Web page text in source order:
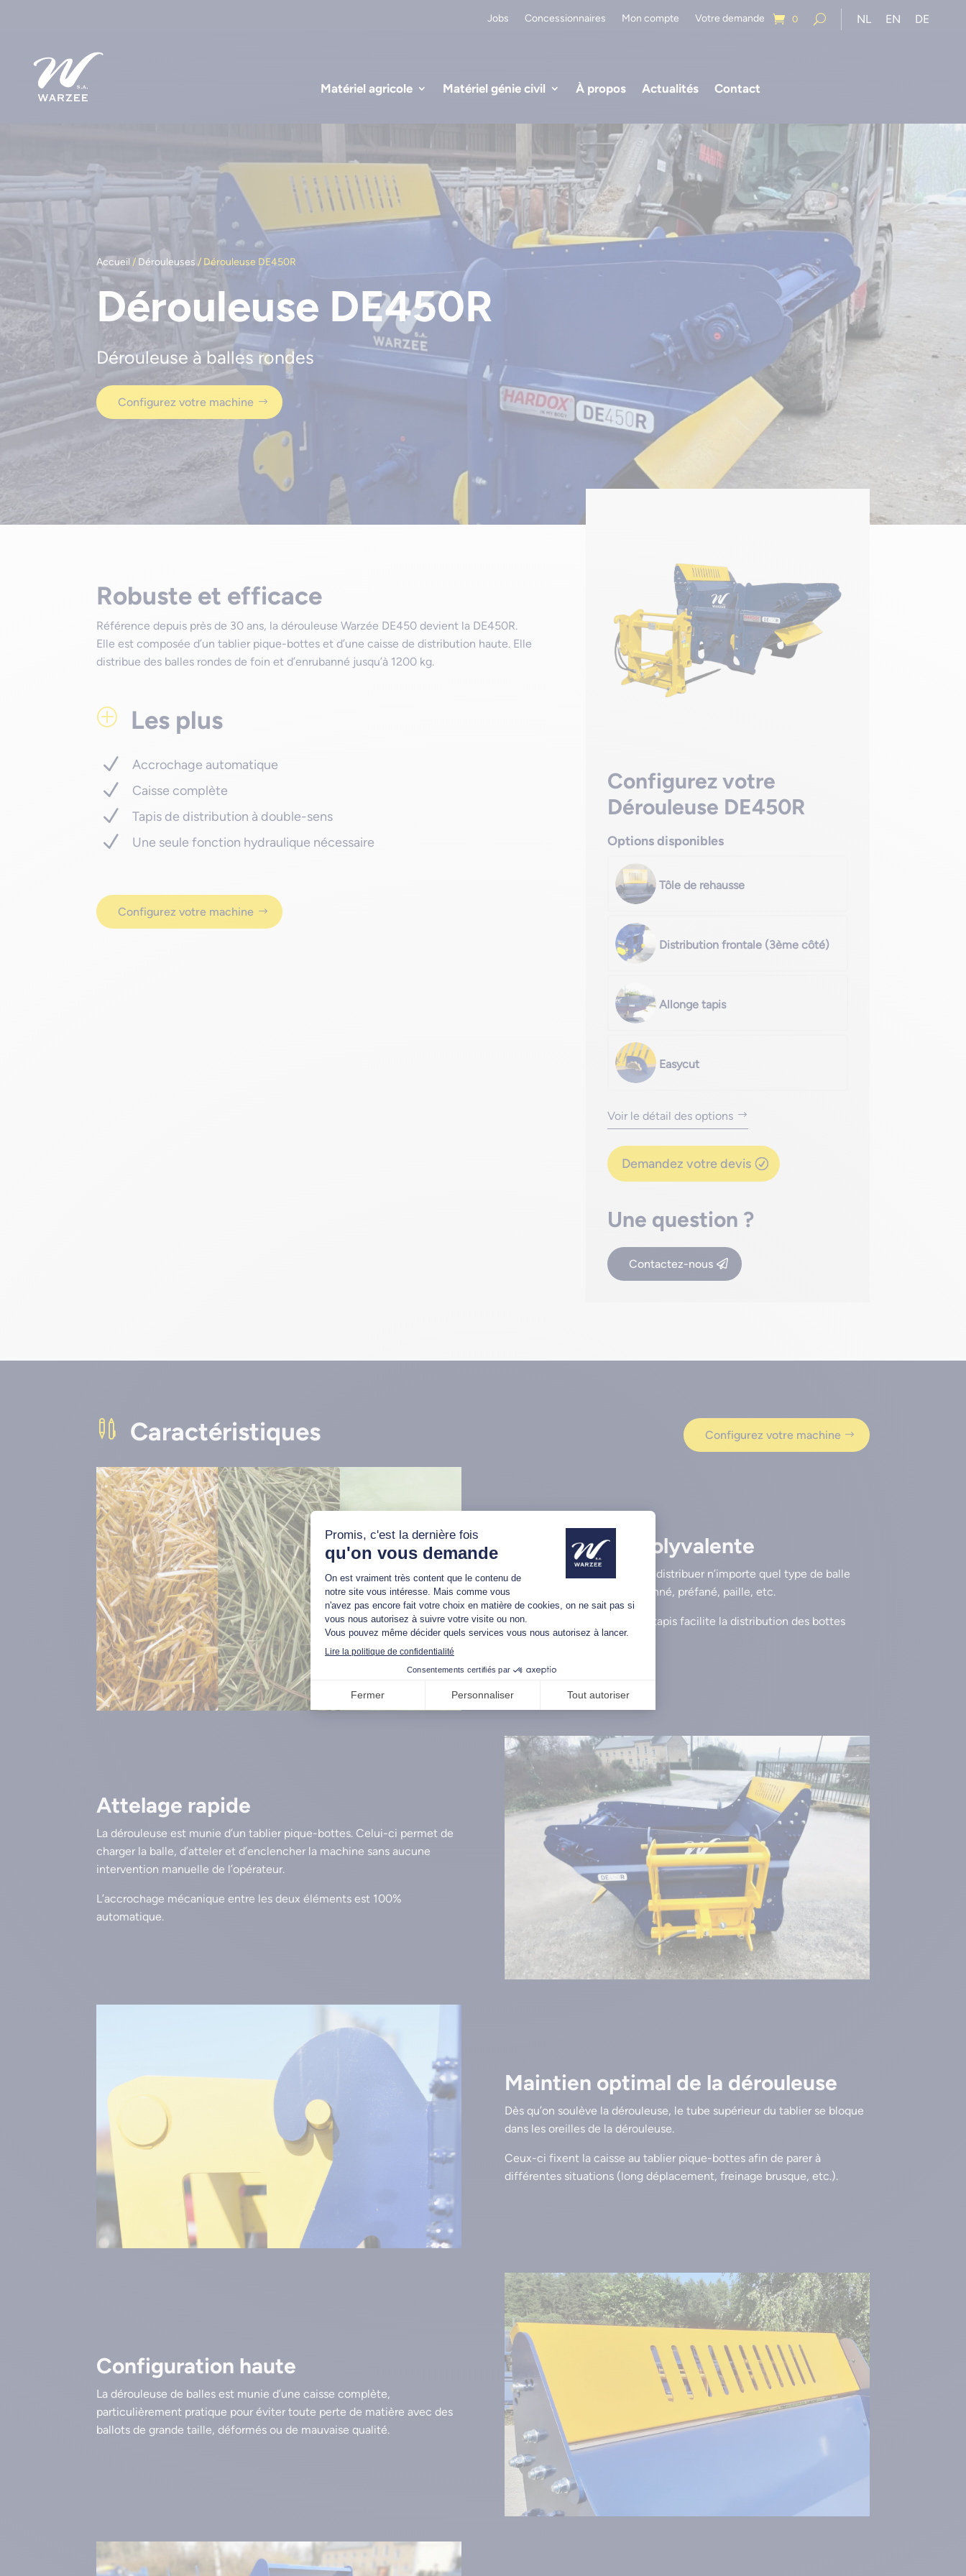
Jobs Concessionnaires Mon compte Votre demande 0 NL EN DE
Matériel agricole Matériel génie civil À propos Actualités Contact
Accueil / Dérouleuses / Dérouleuse DE450R
Dérouleuse DE450R
Dérouleuse à balles rondes
Configurez votre machine
Robuste et efficace
Référence depuis près de 30 ans, la dérouleuse Warzée DE450 devient la DE450R.
Elle est composée d’un tablier pique-bottes et d’une caisse de distribution haute. Elle
distribue des balles rondes de foin et d’enrubanné jusqu’à 1200 kg.
P Les plus
Accrochage automatique
Caisse complète
Tapis de distribution à double-sens
Une seule fonction hydraulique nécessaire
Configurez votre machine
Configurez votre
Dérouleuse DE450R
Options disponibles
Tôle de rehausse
Distribution frontale (3ème côté)
Allonge tapis
Easycut
Voir le détail des options
Demandez votre devis
Une question ?
Contactez-nous
 Caractéristiques Configurez votre machine
Une machine polyvalente
La dérouleuse est capable de distribuer n’importe quel type de balle
ronde : fourrage, foin, enrubanné, préfané, paille, etc.
La rotation à double-sens du tapis facilite la distribution des bottes
humides et compactes.
Attelage rapide
La dérouleuse est munie d’un tablier pique-bottes. Celui-ci permet de
charger la balle, d’atteler et d’enclencher la machine sans aucune
intervention manuelle de l’opérateur.
L’accrochage mécanique entre les deux éléments est 100%
automatique.
Maintien optimal de la dérouleuse
Dès qu’on soulève la dérouleuse, le tube supérieur du tablier se bloque
dans les oreilles de la dérouleuse.
Ceux-ci fixent la caisse au tablier pique-bottes afin de parer à
différentes situations (long déplacement, freinage brusque, etc.).
Configuration haute
La dérouleuse de balles est munie d’une caisse complète,
particulièrement pratique pour éviter toute perte de matière avec des
ballots de grande taille, déformés ou de mauvaise qualité.